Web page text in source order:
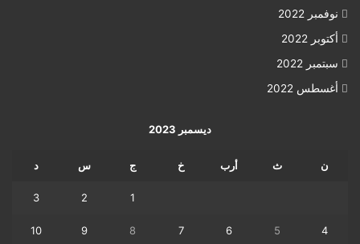
نوفمبر 2022
أكتوبر 2022
سبتمبر 2022
أغسطس 2022
ديسمبر 2023
ن ث أرب خ ج س د
1
2
3
4
5
6
7
8
9
10